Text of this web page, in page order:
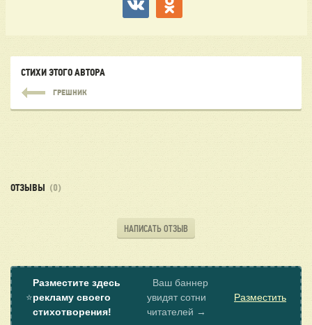
СТИХИ ЭТОГО АВТОРА
ГРЕШНИК
ОТЗЫВЫ (0)
НАПИСАТЬ ОТЗЫВ
⭐
Разместите здесь
рекламу своего
стихотворения!
Ваш баннер
увидят сотни
читателей →
Разместить